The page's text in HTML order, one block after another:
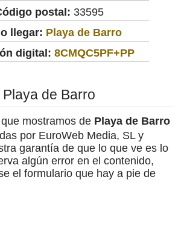
postal: 33595
llegar: Playa de Barro
digital: 8CMQC5PF+PP
Playa de Barro
mostramos de Playa de Barro
por EuroWeb Media, SL y
garantía de que lo que ve es lo
algún error en el contenido,
el formulario que hay a pie de